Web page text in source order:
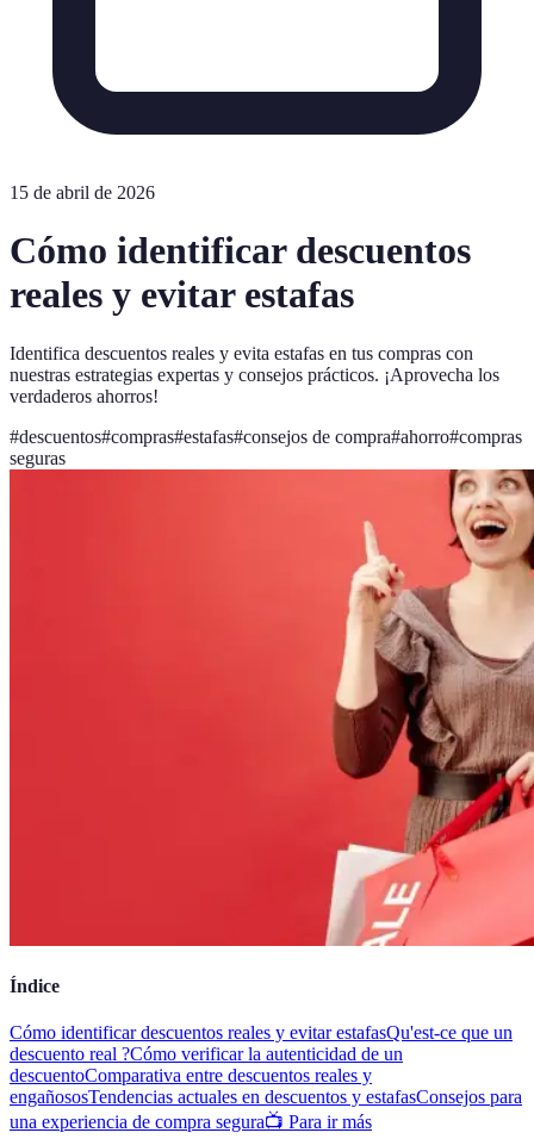
15 de abril de 2026
Cómo identificar descuentos
reales y evitar estafas
Identifica descuentos reales y evita estafas en tus compras con
nuestras estrategias expertas y consejos prácticos. ¡Aprovecha los
verdaderos ahorros!
#descuentos#compras#estafas#consejos de compra#ahorro#compras
seguras
Índice
Cómo identificar descuentos reales y evitar estafasQu'est-ce que un
descuento real ?Cómo verificar la autenticidad de un
descuentoComparativa entre descuentos reales y
engañososTendencias actuales en descuentos y estafasConsejos para
una experiencia de compra segura📺 Para ir más